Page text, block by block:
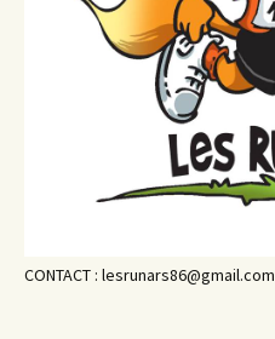
CONTACT : lesrunars86@gmail.com